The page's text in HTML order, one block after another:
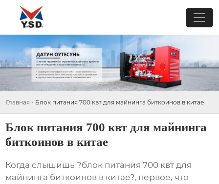
Главная - Блок питания 700 квт для майнинга биткоинов в китае
Блок питания 700 квт для майнинга
биткоинов в китае
Когда слышишь ?блок питания 700 квт для
майнинга биткоинов в китае?, первое, что